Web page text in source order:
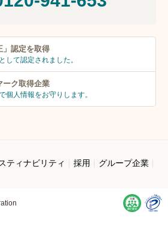
認定を取得
として認定されました。
ーク取得企業
個人情報をお守りします。
ティナビリティ 採用
グループ企業